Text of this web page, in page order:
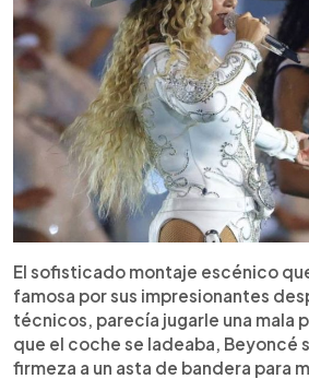
El sofisticado montaje escénico
famosa por sus impresionantes
técnicos, parecía jugarle una mala
que el coche se ladeaba, Beyoncé
firmeza a un asta de bandera para